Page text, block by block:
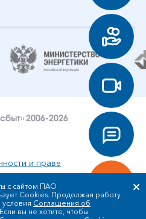
2006-2026
и праве
в отношении
с сайтом ПАО
Cookies. Продолжая работу
Соглашения об
вы не хотите, чтобы